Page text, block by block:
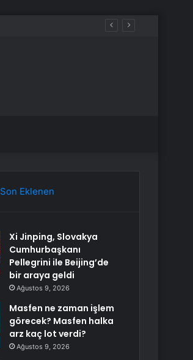
Son Eklenen
Xi Jinping, Slovakya
Cumhurbaşkanı
Pellegrini ile Beijing’de
bir araya geldi
Ağustos 9, 2026
Masfen ne zaman işlem
görecek? Masfen halka
arz kaç lot verdi?
Ağustos 9, 2026